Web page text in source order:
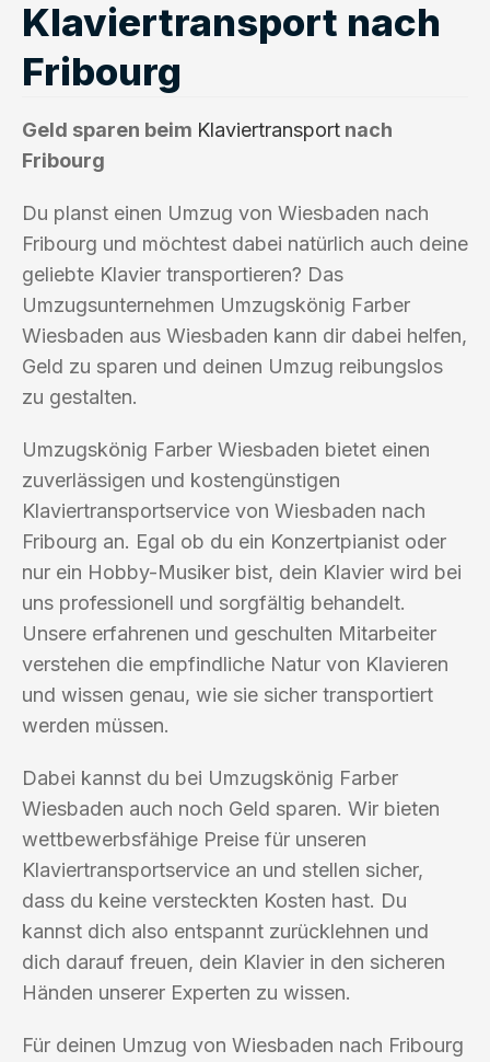
Klaviertransport nach
Fribourg
Geld sparen beim Klaviertransport nach
Fribourg
Du planst einen Umzug von Wiesbaden nach
Fribourg und möchtest dabei natürlich auch deine
geliebte Klavier transportieren? Das
Umzugsunternehmen Umzugskönig Farber
Wiesbaden aus Wiesbaden kann dir dabei helfen,
Geld zu sparen und deinen Umzug reibungslos
zu gestalten.
Umzugskönig Farber Wiesbaden bietet einen
zuverlässigen und kostengünstigen
Klaviertransportservice von Wiesbaden nach
Fribourg an. Egal ob du ein Konzertpianist oder
nur ein Hobby-Musiker bist, dein Klavier wird bei
uns professionell und sorgfältig behandelt.
Unsere erfahrenen und geschulten Mitarbeiter
verstehen die empfindliche Natur von Klavieren
und wissen genau, wie sie sicher transportiert
werden müssen.
Dabei kannst du bei Umzugskönig Farber
Wiesbaden auch noch Geld sparen. Wir bieten
wettbewerbsfähige Preise für unseren
Klaviertransportservice an und stellen sicher,
dass du keine versteckten Kosten hast. Du
kannst dich also entspannt zurücklehnen und
dich darauf freuen, dein Klavier in den sicheren
Händen unserer Experten zu wissen.
Für deinen Umzug von Wiesbaden nach Fribourg